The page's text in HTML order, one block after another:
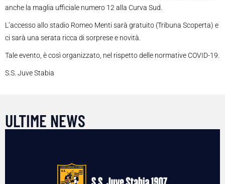
anche la maglia ufficiale numero 12 alla Curva Sud.
L’accesso allo stadio Romeo Menti sarà gratuito (Tribuna Scoperta) e
ci sarà una serata ricca di sorprese e novità.
Tale evento, è così organizzato, nel rispetto delle normative COVID-19.
S.S. Juve Stabia
ULTIME NEWS